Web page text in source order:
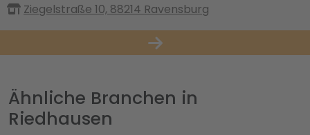
Ziegelstraße 10, 88214 Ravensburg
Ähnliche Branchen in
Riedhausen